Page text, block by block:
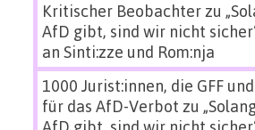
Kritischer Beobachterzu
AfD gibt, sind wir nicht
an Sinti:zze und Rom:nja
1000 Jurist:innen, die GFF
für das AfD-Verbot zu